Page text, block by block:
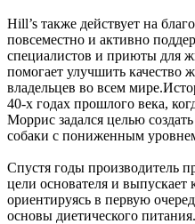
Hill’s также действует на
повсеместно и активно
специалистов и приюты для
помогает улучшить
владельцев во всем
40-х годах прошлого века,
Моррис задался целью
собаки с пониженным
Спустя годы производитель
цели основателя и выпускает
ориентируясь в первую
основы диетического питания.